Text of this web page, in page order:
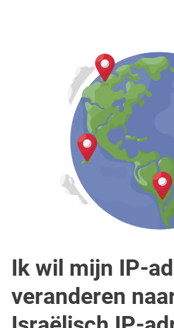
Ik wil mijn IP-
veranderen